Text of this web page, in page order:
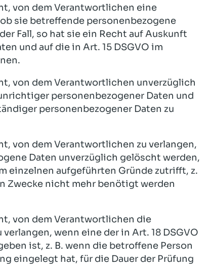
von dem Verantwortlichen eine
sie betreffende personenbezogene
Fall, so hat sie ein Recht auf Auskunft
und auf die in Art. 15 DSGVO im
von dem Verantwortlichen unverzüglich
personenbezogener Daten und
personenbezogener Daten zu
von dem Verantwortlichen zu verlangen,
Daten unverzüglich gelöscht werden,
einzelnen aufgeführten Gründe zutrifft, z.
Zwecke nicht mehr benötigt werden
von dem Verantwortlichen die
wenn eine der in Art. 18 DSGVO
ist, z. B. wenn die betroffene Person
eingelegt hat, für die Dauer der Prüfung